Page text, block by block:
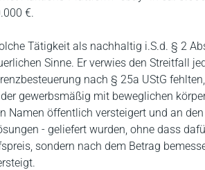
€.
Tätigkeit als nachhaltig i.S.d. § 2
Sinne. Er verwies den Streitfall
nach § 25a UStG
gewerbsmäßig mit beweglichen
Namen öffentlich versteigert und an
- geliefert wurden, ohne dass
sondern nach dem Betrag